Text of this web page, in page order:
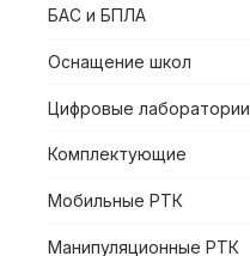
БАС и БПЛА
Оснащение школ
Цифровые лаборатории
Комплектующие
Мобильные РТК
Манипуляционные РТК